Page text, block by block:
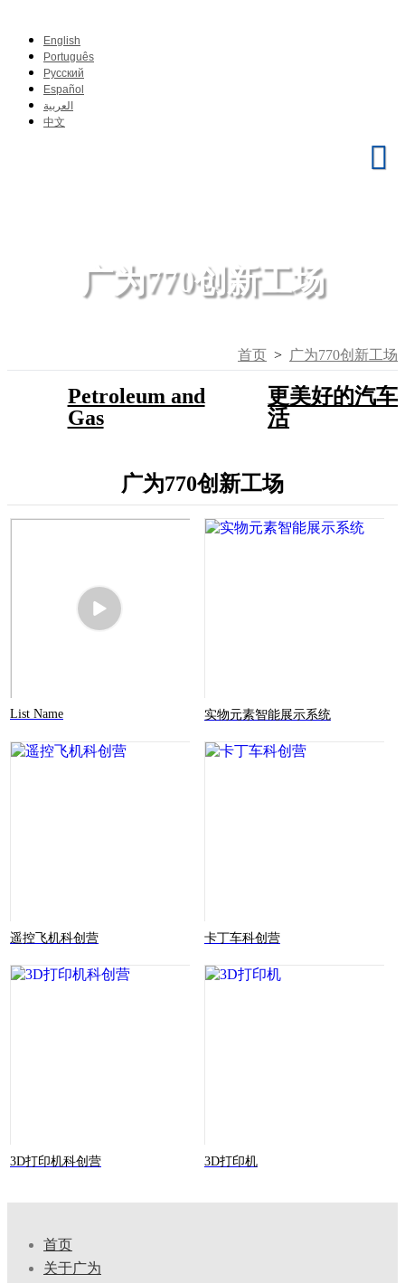
English
Português
Pусский
Español
العربية
中文
广为770创新工场
首页 > 广为770创新工场
Petroleum and
Gas
更美好的汽车
活
广为770创新工场
List Name 实物元素智能展示系统
遥控飞机科创营 卡丁车科创营
3D打印机科创营 3D打印机
首页
关于广为